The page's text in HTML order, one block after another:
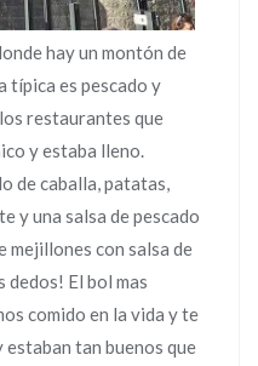
hay un montón de
típica es pescado y
restaurantes que
y estaba lleno.
de caballa, patatas,
y una salsa de pescado
mejillones con salsa de
El bol mas
comido en la vida y te
tan buenos que